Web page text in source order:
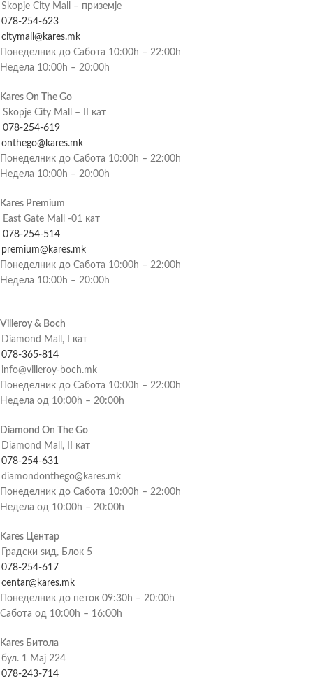
Skopje City Mall – приземје
078-254-623
citymall@kares.mk
Понеделник до Сабота 10:00h – 22:00h
Недела 10:00h – 20:00h
Kares On The Go
Skopje City Mall – II кат
078-254-619
onthego@kares.mk
Понеделник до Сабота 10:00h – 22:00h
Недела 10:00h – 20:00h
Kares Premium
East Gate Mall -01 кат
078-254-514
premium@kares.mk
Понеделник до Сабота 10:00h – 22:00h
Недела 10:00h – 20:00h
Villeroy & Boch
Diamond Mall, I кат
078-365-814
info@villeroy-boch.mk
Понеделник до Сабота 10:00h – 22:00h
Недела од 10:00h – 20:00h
Diamond On The Go
Diamond Mall, II кат
078-254-631
diamondonthego@kares.mk
Понеделник до Сабота 10:00h – 22:00h
Недела од 10:00h – 20:00h
Kares Центар
Градски ѕид, Блок 5
078-254-617
centar@kares.mk
Понеделник до петок 09:30h – 20:00h
Сабота од 10:00h – 16:00h
Kares Битола
бул. 1 Мај 224
078-243-714